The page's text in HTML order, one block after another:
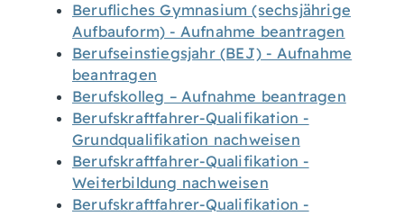
Berufliches Gymnasium (sechsjährige
Aufbauform) - Aufnahme beantragen
Berufseinstiegsjahr (BEJ) - Aufnahme
beantragen
Berufskolleg – Aufnahme beantragen
Berufskraftfahrer-Qualifikation -
Grundqualifikation nachweisen
Berufskraftfahrer-Qualifikation -
Weiterbildung nachweisen
Berufskraftfahrer-Qualifikation -